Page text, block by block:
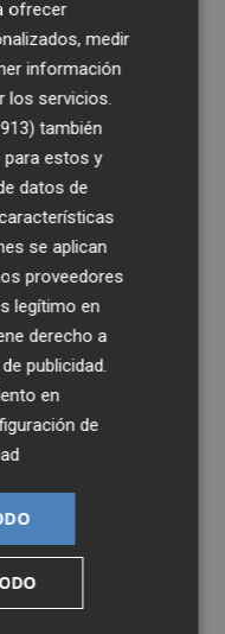
ofrecer
medir
información
los servicios.
también
estos y
datos de
se aplican
proveedores
legítimo en
derecho a
publicidad
en
de